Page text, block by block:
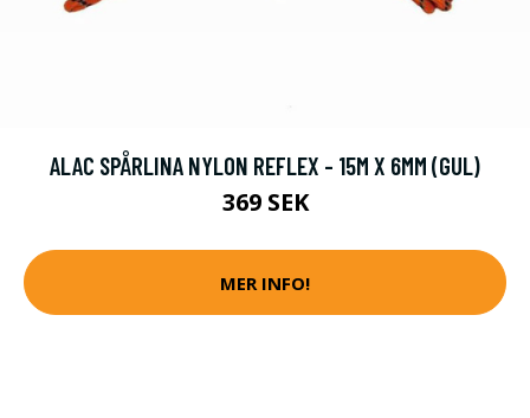
ALAC SPÅRLINA NYLON REFLEX - 15M X 6MM (GUL)
369 SEK
MER INFO!